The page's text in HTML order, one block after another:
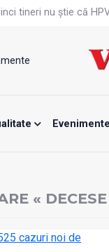
energiei
jet lag-ul- sfaturi
legătura dintre
esențială pentru
Evenimente
«